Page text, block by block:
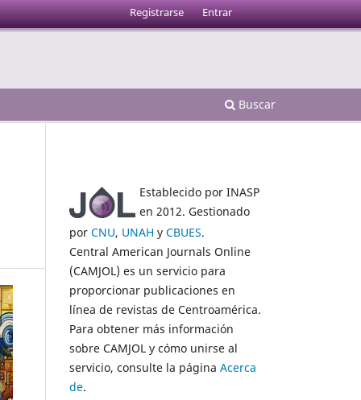
Buscar
Registrarse Entrar
Establecido por INASP
en 2012. Gestionado
por CNU, UNAH y CBUES.
Central American Journals Online
(CAMJOL) es un servicio para
proporcionar publicaciones en
línea de revistas de Centroamérica.
Para obtener más información
sobre CAMJOL y cómo unirse al
servicio, consulte la página Acerca
de.